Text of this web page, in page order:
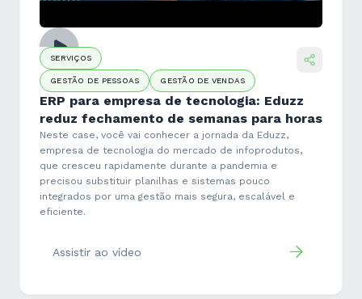
SERVIÇOS
GESTÃO DE PESSOAS GESTÃO DE VENDAS
ERP para empresa de tecnologia: Eduzz
reduz fechamento de semanas para horas
Neste case, você vai conhecer a jornada da Eduzz,
empresa de tecnologia do mercado de infoprodutos,
que cresceu rapidamente durante a pandemia e
precisou substituir planilhas e sistemas pouco
integrados por uma gestão mais segura, escalável e
eficiente.
Assistir ao vídeo